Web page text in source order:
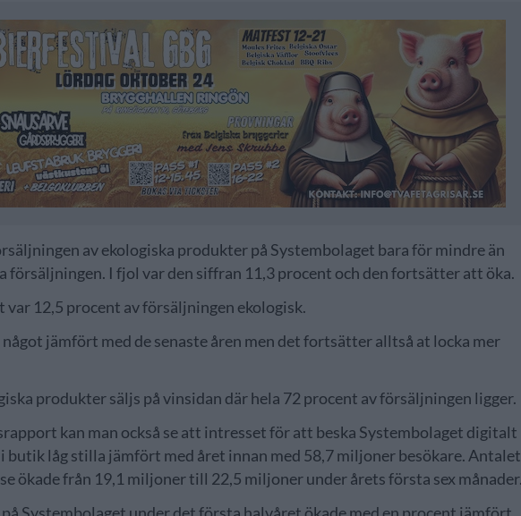
av ekologiska produkter på Systembolaget bara för mindre än
försäljningen. I fjol var den siffran 11,3 procent och den fortsätter att öka.
12,5 procent av försäljningen ekologisk.
jämfört med de senaste åren men det fortsätter alltså at locka mer
produkter säljs på vinsidan där hela 72 procent av försäljningen ligger.
kan man också se att intresset för att beska Systembolaget digitalt
butik låg stilla jämfört med året innan med 58,7 miljoner besökare. Antalet
ökade från 19,1 miljoner till 22,5 miljoner under årets första sex